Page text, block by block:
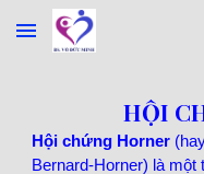
Skip to main content
HỘI
Hội chứng Horner
Bernard-Horner) là